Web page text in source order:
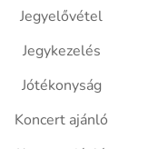
Jegyelővétel
Jegykezelés
Jótékonyság
Koncert ajánló